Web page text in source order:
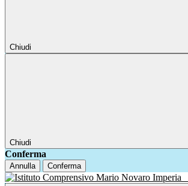
Chiudi
Chiudi
Conferma
Annulla Conferma